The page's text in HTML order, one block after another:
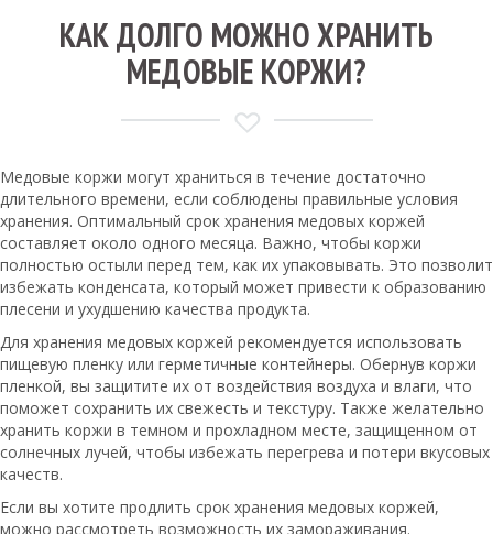
КАК ДОЛГО МОЖНО ХРАНИТЬ
МЕДОВЫЕ КОРЖИ?
Медовые коржи могут храниться в течение достаточно
длительного времени, если соблюдены правильные условия
хранения. Оптимальный срок хранения медовых коржей
составляет около одного месяца. Важно, чтобы коржи
полностью остыли перед тем, как их упаковывать. Это позволит
избежать конденсата, который может привести к образованию
плесени и ухудшению качества продукта.
Для хранения медовых коржей рекомендуется использовать
пищевую пленку или герметичные контейнеры. Обернув коржи
пленкой, вы защитите их от воздействия воздуха и влаги, что
поможет сохранить их свежесть и текстуру. Также желательно
хранить коржи в темном и прохладном месте, защищенном от
солнечных лучей, чтобы избежать перегрева и потери вкусовых
качеств.
Если вы хотите продлить срок хранения медовых коржей,
можно рассмотреть возможность их замораживания.